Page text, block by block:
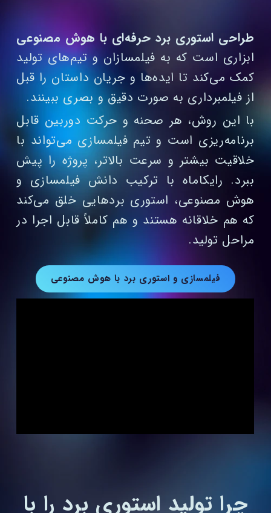
طراحی استوری برد حرفه‌ای با هوش مصنوعی
ابزاری است که به فیلمسازان و تیم‌های تولید
کمک می‌کند تا ایده‌ها و جریان داستان را قبل
از فیلمبرداری به‌ صورت دقیق و بصری ببینند.
با این روش، هر صحنه و حرکت دوربین قابل
برنامه‌ریزی است و تیم فیلمسازی می‌تواند با
خلاقیت بیشتر و سرعت بالاتر، پروژه را پیش
ببرد. رایکاماه با ترکیب دانش فیلمسازی و
هوش مصنوعی، استوری بردهایی خلق می‌کند
که هم خلاقانه هستند و هم کاملاً قابل اجرا در
مراحل تولید.
فیلمسازی و استوری برد با هوش مصنوعی
چرا تولید استوری برد را با